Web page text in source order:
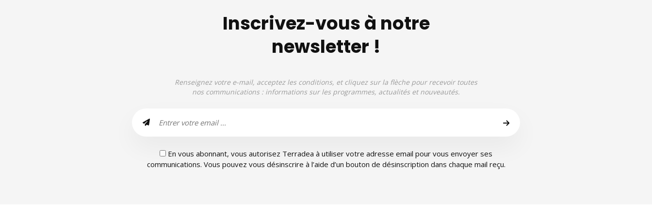
Inscrivez-vous à notre
newsletter !
Renseignez votre e-mail, acceptez les conditions, et cliquez sur la flèche pour recevoir toutes
nos communications : informations sur les programmes, actualités et nouveautés.
En vous abonnant, vous autorisez Terradea à utiliser votre adresse email pour vous envoyer ses
communications. Vous pouvez vous désinscrire à l’aide d’un bouton de désinscription dans chaque mail reçu.